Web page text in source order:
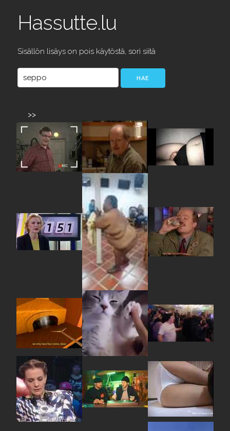
Hassutte.lu
Sisällön lisäys on pois käytöstä, sori siitä
>>